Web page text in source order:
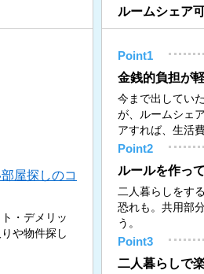
屋探しのコ
・デメリッ
や物件探し
ルームシェア
Point1
金銭的負担が
今まで出してい
が、ルームシェ
アすれば、生活
Point2
ルールを作っ
二人暮らしをす
恐れも。共用部
う。
Point3
二人暮らしで